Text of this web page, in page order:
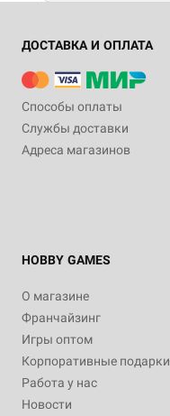
ДОСТАВКА И ОПЛАТА
Способы оплаты
Службы доставки
Адреса магазинов
HOBBY GAMES
О магазине
Франчайзинг
Игры оптом
Корпоративные подарки
Работа у нас
Новости